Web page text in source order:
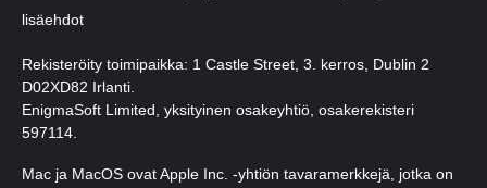
lisäehdot
Rekisteröity toimipaikka: 1 Castle Street, 3. kerros, Dublin 2
D02XD82 Irlanti.
EnigmaSoft Limited, yksityinen osakeyhtiö, osakerekisteri
597114.
Mac ja MacOS ovat Apple Inc. -yhtiön tavaramerkkejä, jotka on